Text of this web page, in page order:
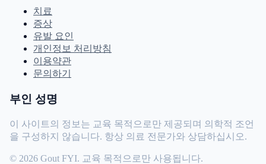
치료
증상
유발 요인
개인정보 처리방침
이용약관
문의하기
부인 성명
이 사이트의 정보는 교육 목적으로만 제공되며 의학적 조언
을 구성하지 않습니다. 항상 의료 전문가와 상담하십시오.
© 2026 Gout FYI. 교육 목적으로만 사용됩니다.